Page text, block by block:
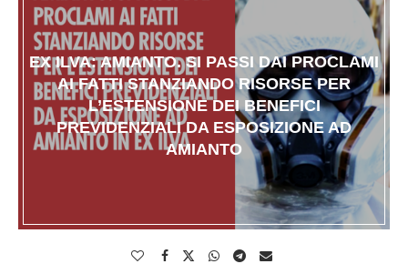
EX ILVA: AMIANTO. SI PASSI DAI PROCLAMI
AI FATTI STANZIANDO RISORSE PER
L’ESTENSIONE DEI BENEFICI
PREVIDENZIALI DA ESPOSIZIONE AD
AMIANTO